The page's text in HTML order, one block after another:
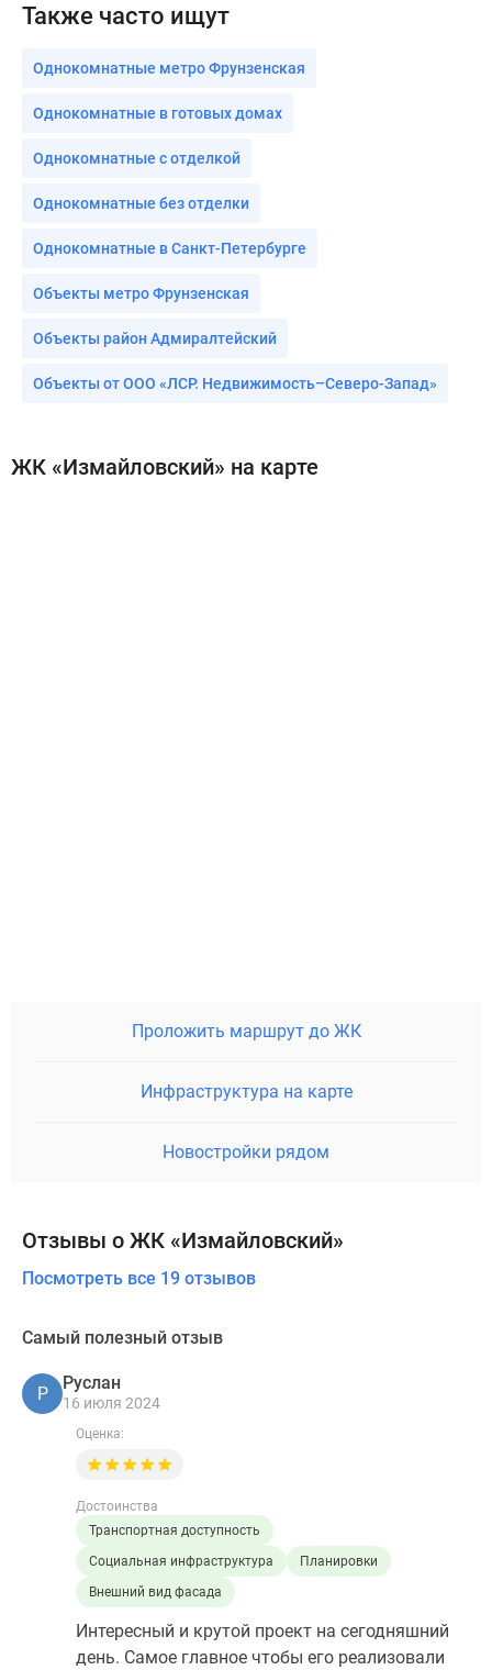
Также часто ищут
Однокомнатные метро Фрунзенская
Однокомнатные в готовых домах
Однокомнатные с отделкой
Однокомнатные без отделки
Однокомнатные в Санкт-Петербурге
Объекты метро Фрунзенская
Объекты район Адмиралтейский
Объекты от ООО «ЛСР. Недвижимость–Северо-Запад»
ЖК «Измайловский» на карте
Проложить маршрут до ЖК
Инфраструктура на карте
Новостройки рядом
Отзывы о ЖК «Измайловский»
Посмотреть все 19 отзывов
Самый полезный отзыв
Р
Руслан
16 июля 2024
Оценка:
Достоинства
Транспортная доступность
Социальная инфраструктура
Планировки
Внешний вид фасада
Интересный и крутой проект на сегодняшний
день. Самое главное чтобы его реализовали